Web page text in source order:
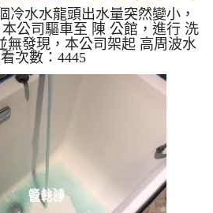
水管清洗
冷水水龍頭出水量突然變小，
公司驅車至 陳 公館，進行 洗
無發現，本公司架起 高周波水
酸水 至管路裡面，等了約15
，啟動 脈衝波 模式，一開始洗
間後噴出棕色髒水，突然水管
片，一個小時後， 水量恢復正
水了!! 如是自來水，如水管老
堆積，洗出來的水就會是咖啡
，管壁上會結成黑色管垢，洗
的水會跟石油...
次數：4445